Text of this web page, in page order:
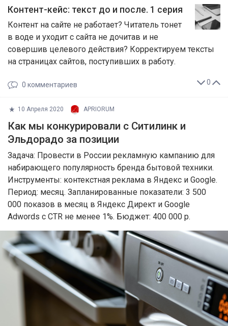
Контент-кейс: текст до и после. 1 серия
Контент на сайте не работает? Читатель тонет
в воде и уходит с сайта не дочитав и не
совершив целевого действия? Корректируем тексты
на страницах сайтов, поступивших в работу.
0
0 комментариев
10 Апреля 2020 APRIORUM
Как мы конкурировали с Ситилинк и
Эльдорадо за позиции
Задача: Провести в России рекламную кампанию для
набирающего популярность бренда бытовой техники.
Инструменты: контекстная реклама в Яндекс и Google.
Период: месяц. Запланированные показатели: 3 500
000 показов в месяц в Яндекс Директ и Google
Adwords с CTR не менее 1%. Бюджет: 400 000 р.